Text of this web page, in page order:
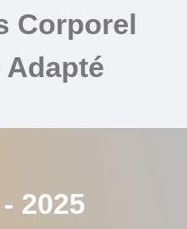
Corporel
Adapté
2025